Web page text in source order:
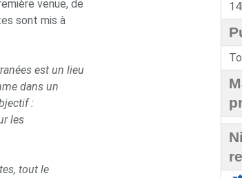
venue, de
sont mis à
est un lieu
dans un
:
les
tout le